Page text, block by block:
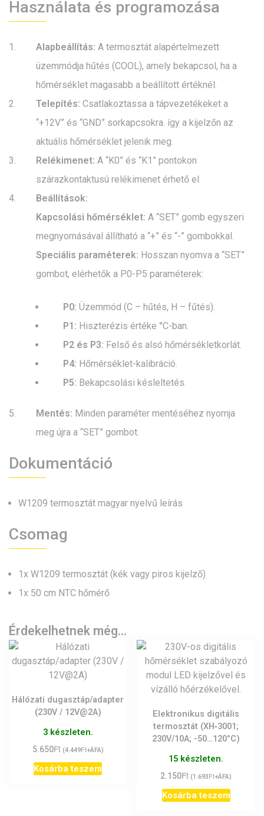
Használata és programozása
Alapbeállítás: A termosztát alapértelmezett
üzemmódja hűtés (COOL), amely bekapcsol, ha a
hőmérséklet magasabb a beállított értéknél.
Telepítés: Csatlakoztassa a tápvezetékeket a
“+12V” és “GND” sorkapcsokra. így a kijelzőn az
aktuális hőmérséklet jelenik meg.
Relékimenet: A “K0” és “K1” pontokon
szárazkontaktusú relékimenet érhető el
Beállítások:
Kapcsolási hőmérséklet: A “SET” gomb egyszeri
megnyomásával állítható a “+” és “-” gombokkal.
Speciális paraméterek: Hosszan nyomva a “SET”
gombot, elérhetők a P0-P5 paraméterek:
P0: Üzemmód (C – hűtés, H – fűtés).
P1: Hiszterézis értéke °C-ban.
P2 és P3: Felső és alsó hőmérsékletkorlát.
P4: Hőmérséklet-kalibráció.
P5: Bekapcsolási késleltetés.
Mentés: Minden paraméter mentéséhez nyomja
meg újra a “SET” gombot.
Dokumentáció
W1209 termosztát magyar nyelvű leírás
Csomag
1x W1209 termosztát (kék vagy piros kijelző)
1x 50 cm NTC hőmérő
Érdekelhetnek még…
Hálózati dugasztáp/adapter
(230V / 12V@2A)
3 készleten.
5.650Ft (4.449Ft+ÁFA)
Kosárba teszem
Elektronikus digitális
termosztát (XH‑3001;
230V/10A; -50…120°C)
15 készleten.
2.150Ft (1.693Ft+ÁFA)
Kosárba teszem